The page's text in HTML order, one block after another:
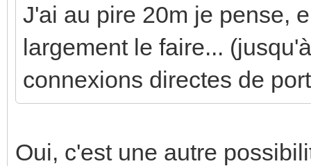
J'ai au pire 20m je pense,
largement le faire...
connexions directes de
Oui, c'est une autre